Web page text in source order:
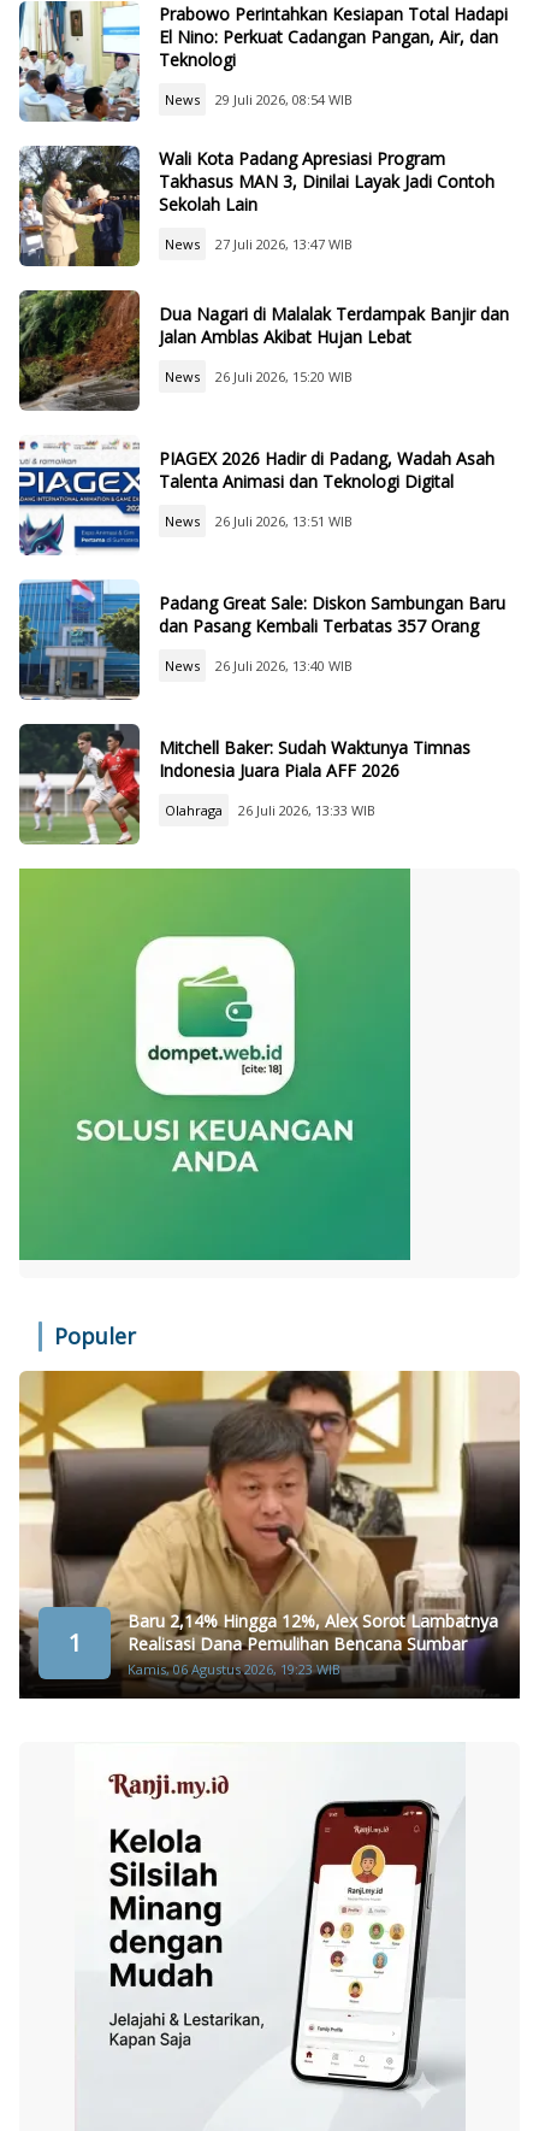
Prabowo Perintahkan Kesiapan Total Hadapi
El Nino: Perkuat Cadangan Pangan, Air, dan
Teknologi
News 29 Juli 2026, 08:54 WIB
Wali Kota Padang Apresiasi Program
Takhasus MAN 3, Dinilai Layak Jadi Contoh
Sekolah Lain
News 27 Juli 2026, 13:47 WIB
Dua Nagari di Malalak Terdampak Banjir dan
Jalan Amblas Akibat Hujan Lebat
News 26 Juli 2026, 15:20 WIB
PIAGEX 2026 Hadir di Padang, Wadah Asah
Talenta Animasi dan Teknologi Digital
News 26 Juli 2026, 13:51 WIB
Padang Great Sale: Diskon Sambungan Baru
dan Pasang Kembali Terbatas 357 Orang
News 26 Juli 2026, 13:40 WIB
Mitchell Baker: Sudah Waktunya Timnas
Indonesia Juara Piala AFF 2026
Olahraga 26 Juli 2026, 13:33 WIB
Populer
1
Baru 2,14% Hingga 12%, Alex Sorot Lambatnya
Realisasi Dana Pemulihan Bencana Sumbar
Kamis, 06 Agustus 2026, 19:23 WIB